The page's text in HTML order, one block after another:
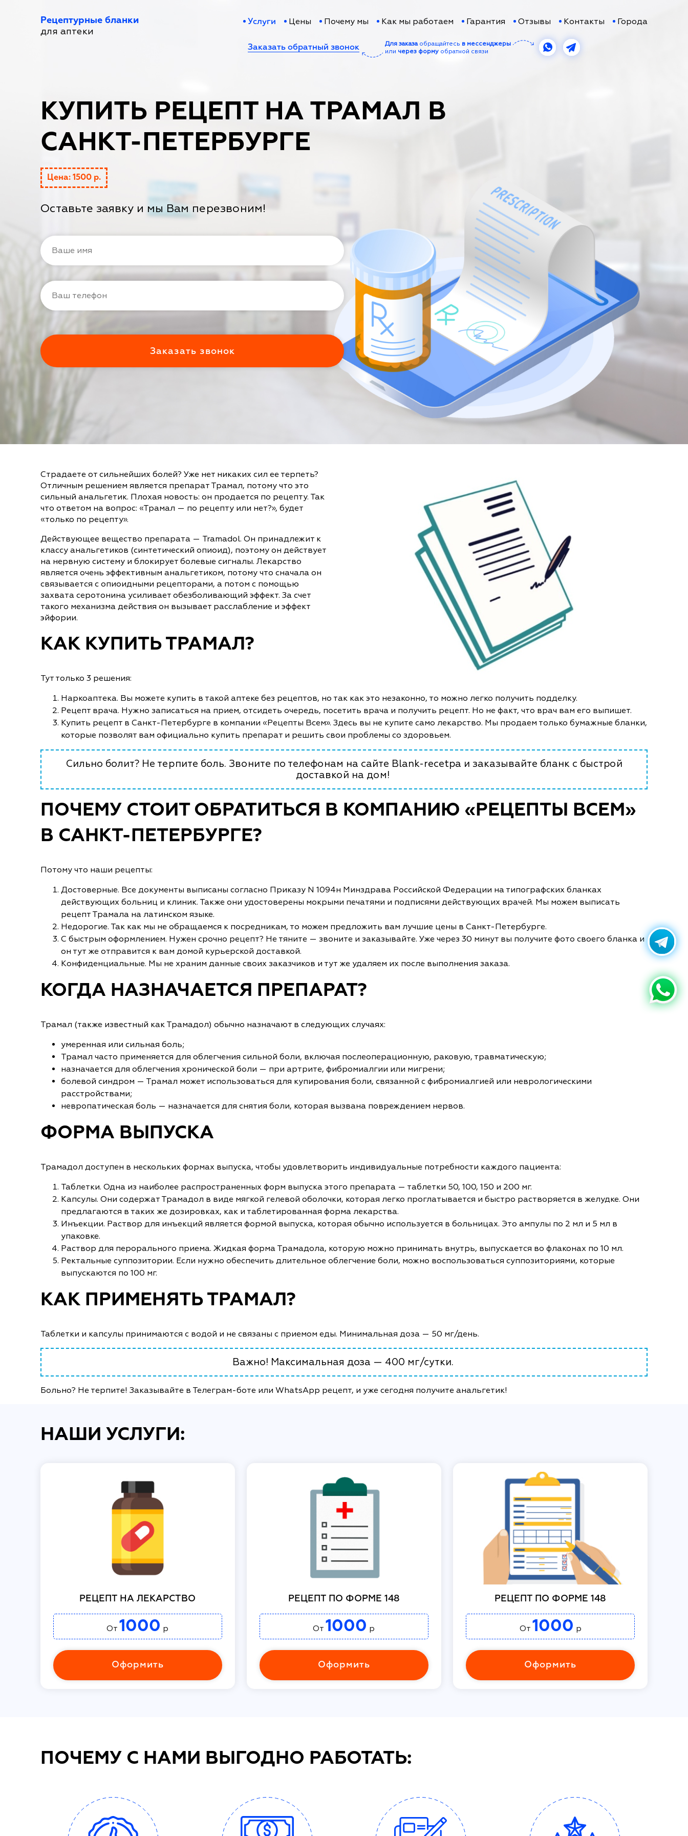
Рецептурные бланки
для аптеки
Услуги Цены Почему мы Как мы работаем Гарантия Отзывы Контакты Города
Заказать обратный звонок Для заказаобращайтесь в мессенджеры
или через форму обратной связи
КУПИТЬ РЕЦЕПТ НА ТРАМАЛ В
САНКТ-ПЕТЕРБУРГЕ
Цена: 1500 р.
Оставьте заявку и мы Вам перезвоним!
Страдаете от сильнейших болей? Уже нет никаких сил ее терпеть?
Отличным решением является препарат Трамал, потому что это
сильный анальгетик. Плохая новость: он продается по рецепту. Так
что ответом на вопрос: «Трамал — по рецепту или нет?», будет
«только по рецепту».
Действующее вещество препарата — Tramadol. Он принадлежит к
классу анальгетиков (синтетический опиоид), поэтому он действует
на нервную систему и блокирует болевые сигналы. Лекарство
является очень эффективным анальгетиком, потому что сначала он
связывается с опиоидными рецепторами, а потом с помощью
захвата серотонина усиливает обезболивающий эффект. За счет
такого механизма действия он вызывает расслабление и эффект
эйфории.
КАК КУПИТЬ ТРАМАЛ?
Тут только 3 решения:
Наркоаптека. Вы можете купить в такой аптеке без рецептов, но так как это незаконно, то можно легко получить подделку.
Рецепт врача. Нужно записаться на прием, отсидеть очередь, посетить врача и получить рецепт. Но не факт, что врач вам его выпишет.
Купить рецепт в Санкт-Петербурге в компании «Рецепты Всем». Здесь вы не купите само лекарство. Мы продаем только бумажные бланки,
которые позволят вам официально купить препарат и решить свои проблемы со здоровьем.
Сильно болит? Не терпите боль. Звоните по телефонам на сайте Blank-recetpa и заказывайте бланк с быстрой
доставкой на дом!
ПОЧЕМУ СТОИТ ОБРАТИТЬСЯ В КОМПАНИЮ «РЕЦЕПТЫ ВСЕМ»
В САНКТ-ПЕТЕРБУРГЕ?
Потому что наши рецепты:
Достоверные. Все документы выписаны согласно Приказу N 1094н Минздрава Российской Федерации на типографских бланках
действующих больниц и клиник. Также они удостоверены мокрыми печатями и подписями действующих врачей. Мы можем выписать
рецепт Трамала на латинском языке.
Недорогие. Так как мы не обращаемся к посредникам, то можем предложить вам лучшие цены в Санкт-Петербурге.
С быстрым оформлением. Нужен срочно рецепт? Не тяните — звоните и заказывайте. Уже через 30 минут вы получите фото своего бланка и
он тут же отправится к вам домой курьерской доставкой.
Конфиденциальные. Мы не храним данные своих заказчиков и тут же удаляем их после выполнения заказа.
КОГДА НАЗНАЧАЕТСЯ ПРЕПАРАТ?
Трамал (также известный как Трамадол) обычно назначают в следующих случаях:
умеренная или сильная боль;
Трамал часто применяется для облегчения сильной боли, включая послеоперационную, раковую, травматическую;
назначается для облегчения хронической боли — при артрите, фибромиалгии или мигрени;
болевой синдром — Трамал может использоваться для купирования боли, связанной с фибромиалгией или неврологическими
расстройствами;
невропатическая боль — назначается для снятия боли, которая вызвана повреждением нервов.
ФОРМА ВЫПУСКА
Трамадол доступен в нескольких формах выпуска, чтобы удовлетворить индивидуальные потребности каждого пациента:
Таблетки. Одна из наиболее распространенных форм выпуска этого препарата — таблетки 50, 100, 150 и 200 мг.
Капсулы. Они содержат Трамадол в виде мягкой гелевой оболочки, которая легко проглатывается и быстро растворяется в желудке. Они
предлагаются в таких же дозировках, как и таблетированная форма лекарства.
Инъекции. Раствор для инъекций является формой выпуска, которая обычно используется в больницах. Это ампулы по 2 мл и 5 мл в
упаковке.
Раствор для перорального приема. Жидкая форма Трамадола, которую можно принимать внутрь, выпускается во флаконах по 10 мл.
Ректальные суппозитории. Если нужно обеспечить длительное облегчение боли, можно воспользоваться суппозиториями, которые
выпускаются по 100 мг.
КАК ПРИМЕНЯТЬ ТРАМАЛ?
Таблетки и капсулы принимаются с водой и не связаны с приемом еды. Минимальная доза — 50 мг/день.
Важно! Максимальная доза — 400 мг/сутки.
Больно? Не терпите! Заказывайте в Телеграм-боте или WhatsApp рецепт, и уже сегодня получите анальгетик!
НАШИ УСЛУГИ:
РЕЦЕПТ НА ЛЕКАРСТВО
От 1000 р
Оформить
РЕЦЕПТ ПО ФОРМЕ 148
От 1000 р
Оформить
РЕЦЕПТ ПО ФОРМЕ 148
От 1000 р
Оформить
ПОЧЕМУ С НАМИ ВЫГОДНО РАБОТАТЬ: